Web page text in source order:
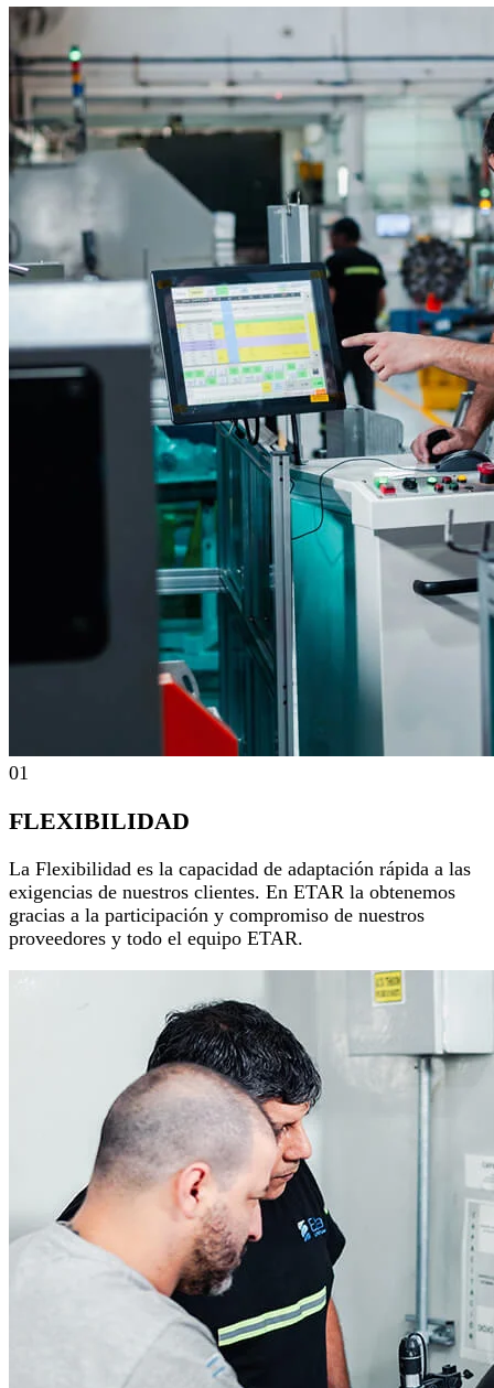
01
FLEXIBILIDAD
La Flexibilidad es la capacidad de adaptación rápida a las
exigencias de nuestros clientes. En ETAR la obtenemos
gracias a la participación y compromiso de nuestros
proveedores y todo el equipo ETAR.